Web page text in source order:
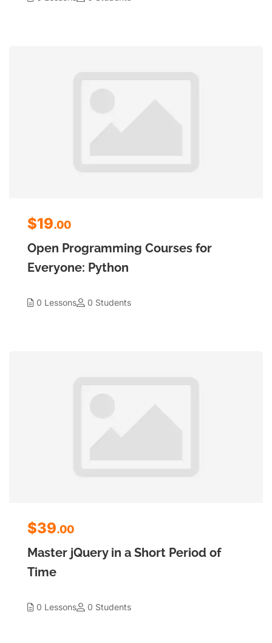
$19.00
Open Programming Courses for
Everyone: Python
0 Lessons 0 Students
$39.00
Master jQuery in a Short Period of
Time
0 Lessons 0 Students